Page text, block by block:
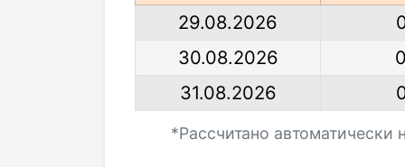
29.08.2026
30.08.2026
31.08.2026
*Рассчитано